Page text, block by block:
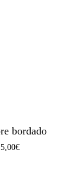
bordado
5,00€